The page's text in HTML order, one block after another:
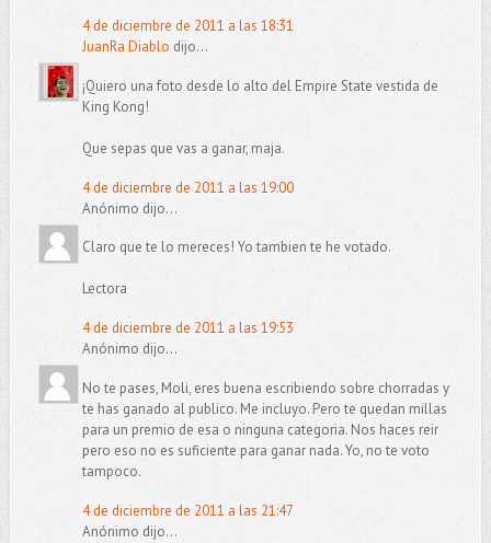
4 de diciembre de 2011 a las 18:31
JuanRa Diablo dijo...
¡Quiero una foto desde lo alto del Empire State vestida de
King Kong!
Que sepas que vas a ganar, maja.
4 de diciembre de 2011 a las 19:00
Anónimo dijo...
Claro que te lo mereces! Yo tambien te he votado.
Lectora
4 de diciembre de 2011 a las 19:53
Anónimo dijo...
No te pases, Moli, eres buena escribiendo sobre chorradas y
te has ganado al publico. Me incluyo. Pero te quedan millas
para un premio de esa o ninguna categoria. Nos haces reir
pero eso no es suficiente para ganar nada. Yo, no te voto
tampoco.
4 de diciembre de 2011 a las 21:47
Anónimo dijo...